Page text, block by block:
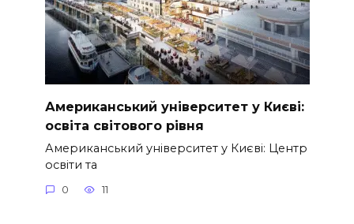
Американський університет у Києві:
освіта світового рівня
Американський університет у Києві: Центр
освіти та
0 11